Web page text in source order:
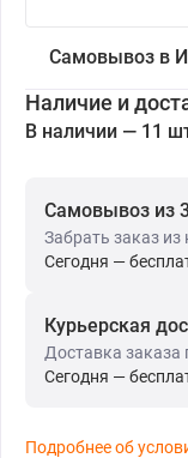
Самовывоз в
Наличие и
В наличии — 11
Самовывоз из
Забрать заказ
Сегодня —
Курьерская
Доставка заказа
Сегодня —
Подробнее об